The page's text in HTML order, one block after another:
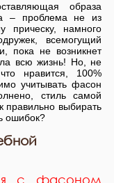
образа
– проблема не из
прическу, намного
всемогущий
пока не возникнет
всю жизнь! Но, не
нравится, 100%
учитывать фасон
стиль самой
правильно выбирать
ошибок?
с фасоном